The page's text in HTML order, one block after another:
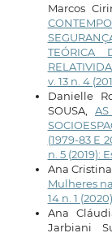
Marcos
TEÓRICA
v. 13 n. 4
Danielle
SOUSA,
(1979-83 E
n. 5 (2019):
Ana
Mulheres
14 n. 1
Ana
Jarbiani